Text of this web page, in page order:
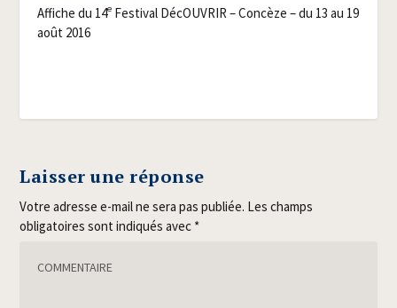
Affiche du 14e Fes­ti­val DécOU­VRIR – Concèze – du 13 au 19
août 2016
Laisser une réponse
Votre adresse e-mail ne sera pas publiée. Les champs
obligatoires sont indiqués avec *